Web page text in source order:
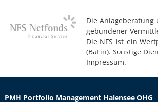
Die
gebundener
Die NFS ist ein
(BaFin). Sonstige
Impressum.
PMH Portfolio Management Halensee OHG